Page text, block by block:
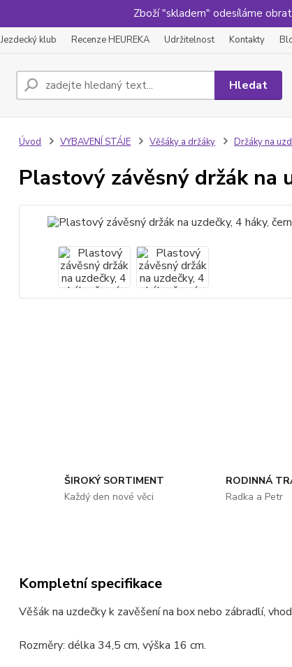
Zboží "skladem" odesíláme
Jezdecký klub Recenze HEUREKA Udržitelnost Kontakty
Hledat
Úvod VYBAVENÍ STÁJE Věšáky a držáky Držáky na
Plastový závěsný držák na
ŠIROKÝ SORTIMENT
Každý den nové věci
RODINNÁ
Radka a Petr
Kompletní specifikace
Věšák na uzdečky k zavěšení na box nebo zábradlí,
Rozměry: délka 34,5 cm, výška 16 cm.